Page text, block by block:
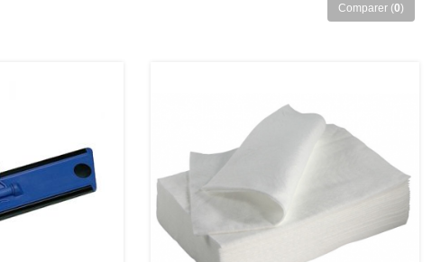
Comparer (0)